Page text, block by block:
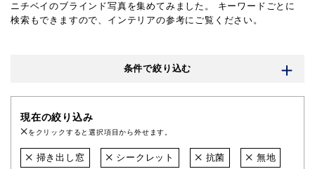
ニチベイのブラインド写真を集めてみました。
キーワードごとに
検索もできますので、インテリアの参考にご覧ください。
条件で絞り込む
現在の絞り込み
をクリックすると選択項目から外せます。
掃き出し窓 シークレット 抗菌 無地